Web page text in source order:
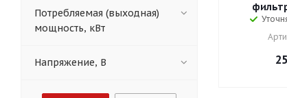
Потребляемая (выходная)
мощность, кВт
Напряжение, В